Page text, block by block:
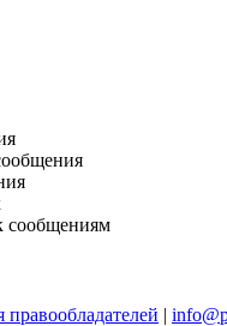
сообщениям
правообладателей |